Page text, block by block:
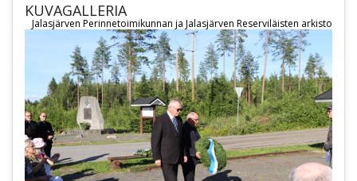
KUVAGALLERIA
Jalasjärven Perinnetoimikunnan ja Jalasjärven Reserviläisten arkisto